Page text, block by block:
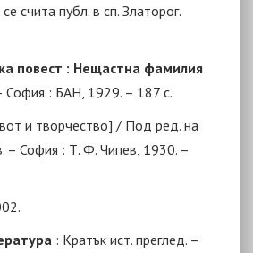
счита публ. в сп. Златорог.
повест : Нещастна фамилия
София : БАН, 1929. – 187 с.
и творчество] / Под ред. на
– София : Т. Ф. Чипев, 1930. –
: Кратък ист. преглед. –